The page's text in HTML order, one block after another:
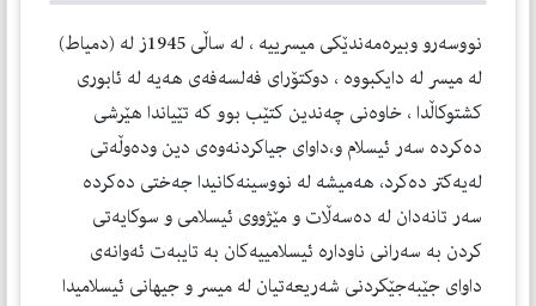
نووسه‌رو وبیره‌مه‌ندێكی میسرییه‌ ، له‌ ساڵی 1945ز له‌ (دمیاط)
له‌ میسر له‌ دایكبووه‌ ، دوكتۆرای فه‌لسه‌فه‌ی هه‌یه‌ له‌ ئابوری
كشتوكاڵدا ، خاوه‌نی چه‌ندین كتێب بوو كه‌ تێیاندا هێرشی
ده‌كرده‌ سه‌ر ئیسلام و،داوای جیاكردنه‌وه‌ی دین وده‌وڵه‌تی
له‌یه‌كتر ده‌كرد، هه‌میشه‌ له‌ نووسینه‌كانیدا جه‌ختی ده‌كرده‌
سه‌ر تانه‌دان له‌ ده‌سه‌ڵات و مێژووی ئیسلامی و سوكایه‌تی
كردن به‌ سه‌رانی ناوداره‌ ئیسلامییه‌كان به‌ تایبه‌ت ئه‌وانه‌ی
داوای جێبه‌جێكردنی شه‌ریعه‌تیان له‌ میسر و جیهانی ئیسلامیدا